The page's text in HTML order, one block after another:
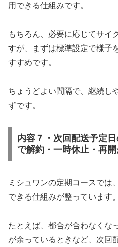
用できる仕組みです。
もちろん、必要に応じてサイ
すが、まずは標準設定で様子
すすめです。
ちょうどよい間隔で、継続し
ずです。
内容７・次回配送予定
で解約・一時休止・再
ミシュワンの定期コースでは
できる仕組みが整っています。
たとえば、都合が合わなくな
が余っているときなど、次回